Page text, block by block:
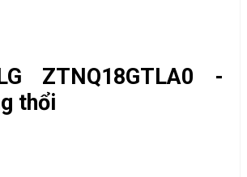
ZTNQ18GTLA0 -
thổi